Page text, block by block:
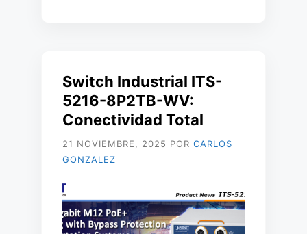
Switch Industrial ITS-
5216-8P2TB-WV:
Conectividad Total
21 NOVIEMBRE, 2025 POR CARLOS
GONZALEZ